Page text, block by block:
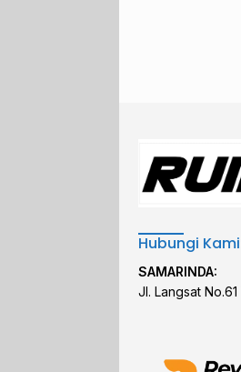
Hubungi
SAMARINDA:
Jl. Langsat